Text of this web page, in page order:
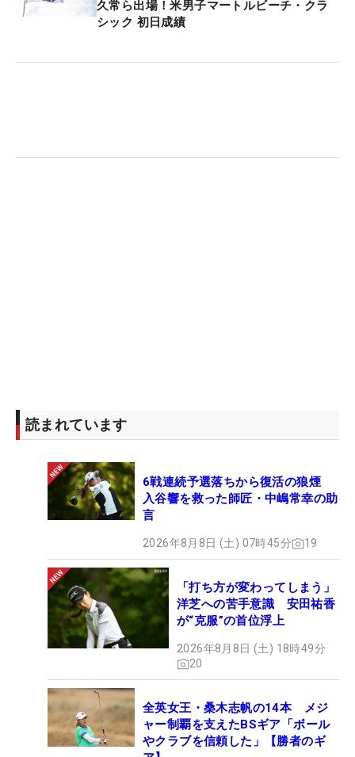
「初日としてはまずまずだったと思うので、あした
久常ら出場！米男子マートルビーチ・クラ
シック 初日成績
読まれています
6戦連続予選落ちから復活の狼煙
入谷響を救った師匠・中嶋常幸の助
言
2026年8月8日 (土) 07時45分 19
「打ち方が変わってしまう」
洋芝への苦手意識 安田祐香
が“克服”の首位浮上
2026年8月8日 (土) 18時49分
20
全英女王・桑木志帆の14本 メジ
ャー制覇を支えたBSギア「ボール
やクラブを信頼した」【勝者のギ